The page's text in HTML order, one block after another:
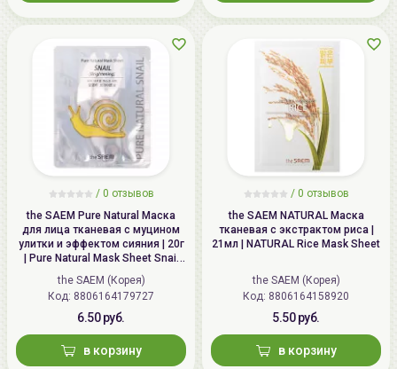
/ 0 отзывов
the SAEM Pure Natural Маска
для лица тканевая с муцином
улитки и эффектом сияния | 20г
| Pure Natural Mask Sheet Snail
Brightening
the SAEM (Корея)
Код: 8806164179727
6.50 руб.
в корзину
/ 0 отзывов
the SAEM NATURAL Маска
тканевая с экстрактом риса |
21мл | NATURAL Rice Mask Sheet
the SAEM (Корея)
Код: 8806164158920
5.50 руб.
в корзину